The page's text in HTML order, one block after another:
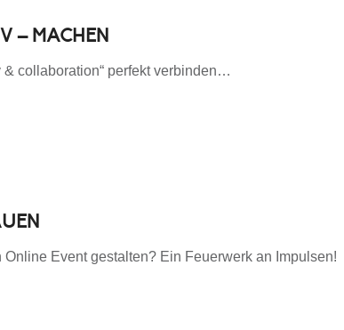
– MACHEN
collaboration“ perfekt verbinden…
Event gestalten? Ein Feuerwerk an Impulsen!